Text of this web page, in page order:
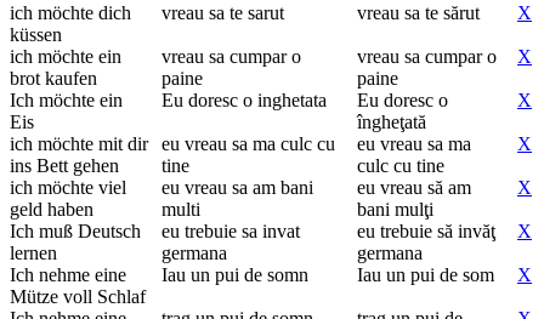
ich möchte dich
küssen
vreau sa te sarut vreau sa te sărut X
ich möchte ein
brot kaufen
vreau sa cumpar o
paine
vreau sa cumpar o
paine
X
Ich möchte ein
Eis
Eu doresc o inghetata
Eu doresc o
îngheţată
X
ich möchte mit dir
ins Bett gehen
eu vreau sa ma culc cu
tine
eu vreau sa ma
culc cu tine
X
ich möchte viel
geld haben
eu vreau sa am bani
multi
eu vreau să am
bani mulţi
X
Ich muß Deutsch
lernen
eu trebuie sa invat
germana
eu trebuie să invăţ
germana
X
Ich nehme eine
Mütze voll Schlaf
Iau un pui de somn Iau un pui de som X